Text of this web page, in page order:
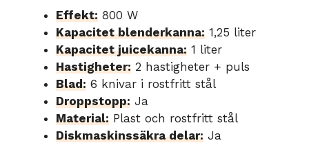
Effekt: 800 W
Kapacitet blenderkanna: 1,25 liter
Kapacitet juicekanna: 1 liter
Hastigheter: 2 hastigheter + puls
Blad: 6 knivar i rostfritt stål
Droppstopp: Ja
Material: Plast och rostfritt stål
Diskmaskinssäkra delar: Ja